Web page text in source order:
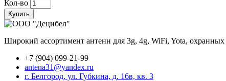
Кол-во
Купить
Широкий ассортимент антенн для 3g, 4g, WiFi, Yota,
+7 (904) 099-21-99
antena31@yandex.ru
г. Белгород, ул. Губкина, д. 16в, кв. 3